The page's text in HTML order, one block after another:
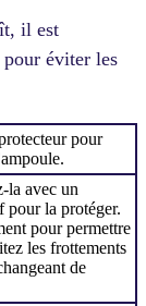
il est
pour éviter les
pour
la avec un
pour la protéger.
pour permettre
les frottements
de